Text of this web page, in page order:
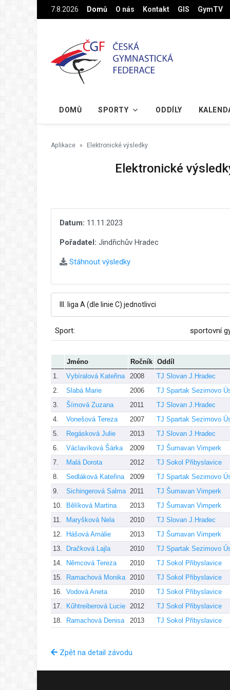
Na hlavní obsah7.8.2026 Domů O nás Kontakt GIS GymTV
DOMŮ SPORTY ODDÍLY
Aplikace Elektronické výsledky
Elektronické
Datum: 11.11.2023
Pořadatel: Jindřichův Hradec
Stáhnout výsledky
Sport: sportovní
Jméno Ročník Oddíl
1.
Vybíralová Kateřina 2008
TJ Slovan J.Hradec
2.
Slabá Marie 2006
TJ Spartak Sezimovo
3.
Šímová Zuzana 2011
TJ Slovan J.Hradec
4.
Vonešová Tereza 2007
TJ Spartak Sezimovo
5.
Regásková Julie 2013
TJ Slovan J.Hradec
6.
Václavíková Šárka 2009
TJ Šumavan Vimperk
7.
Malá Dorota 2012
TJ Sokol Přibyslavice
8.
Sedláková Kateřina 2009
TJ Spartak Sezimovo
9.
Sichingerová Salma 2011
TJ Šumavan Vimperk
10.
Bělíková Martina 2013
TJ Šumavan Vimperk
11.
Maryšková Nela 2010
TJ Slovan J.Hradec
12.
Hášová Amálie 2013
TJ Šumavan Vimperk
13.
Dračková Lajla 2010
TJ Spartak Sezimovo
14.
Němcová Tereza 2010
TJ Sokol Přibyslavice
15.
Ramachová Monika 2010
TJ Sokol Přibyslavice
16.
Vodová Aneta 2010
TJ Sokol Přibyslavice
17.
Kűhtreiberová Lucie 2012
TJ Sokol Přibyslavice
18.
Ramachová Denisa 2013 TJ Sokol Přibyslavice
Zpět na detail závodu